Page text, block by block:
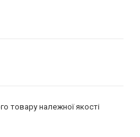
товару належної якості